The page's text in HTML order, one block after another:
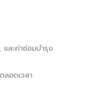
ละค่าซ่อมบำรุง
อดเวลา